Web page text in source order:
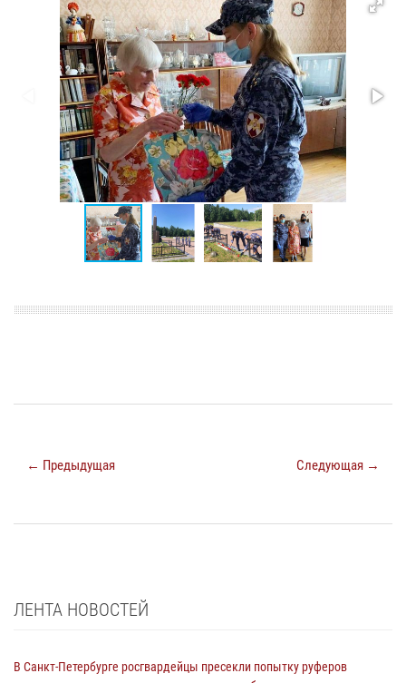
← Предыдущая Следующая →
ЛЕНТА НОВОСТЕЙ
В Санкт-Петербурге росгвардейцы пресекли попытку руферов